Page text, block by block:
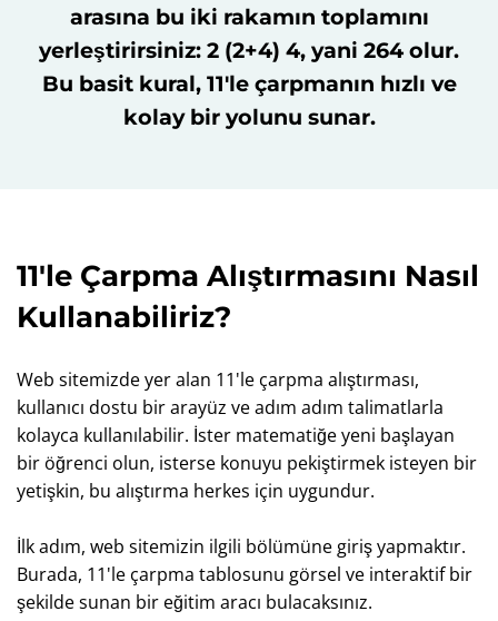
arasına bu iki rakamın toplamını
yerleştirirsiniz: 2 (2+4) 4, yani 264 olur.
Bu basit kural, 11'le çarpmanın hızlı ve
kolay bir yolunu sunar.
11'le Çarpma Alıştırmasını Nasıl
Kullanabiliriz?
Web sitemizde yer alan 11'le çarpma alıştırması,
kullanıcı dostu bir arayüz ve adım adım talimatlarla
kolayca kullanılabilir. İster matematiğe yeni başlayan
bir öğrenci olun, isterse konuyu pekiştirmek isteyen bir
yetişkin, bu alıştırma herkes için uygundur.
İlk adım, web sitemizin ilgili bölümüne giriş yapmaktır.
Burada, 11'le çarpma tablosunu görsel ve interaktif bir
şekilde sunan bir eğitim aracı bulacaksınız.